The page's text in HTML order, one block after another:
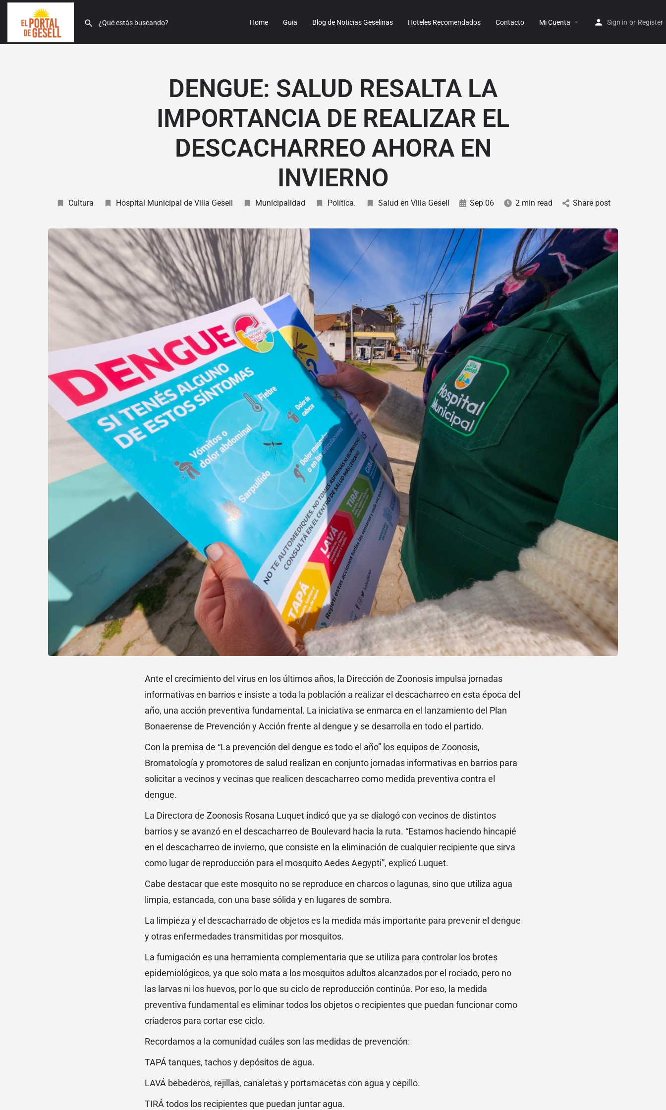
Home Guia Blog de Noticias Geselinas Hoteles Recomendados Contacto Mi Cuenta Sign in or Register
DENGUE: SALUD RESALTA LA
IMPORTANCIA DE REALIZAR EL
DESCACHARREO AHORA EN
INVIERNO
Cultura Hospital Municipal de Villa Gesell Municipalidad Política. Salud en Villa Gesell Sep 06 2 min read Share post
Ante el crecimiento del virus en los últimos años, la Dirección de Zoonosis impulsa jornadas
informativas en barrios e insiste a toda la población a realizar el descacharreo en esta época del
año, una acción preventiva fundamental. La iniciativa se enmarca en el lanzamiento del Plan
Bonaerense de Prevención y Acción frente al dengue y se desarrolla en todo el partido.
Con la premisa de “La prevención del dengue es todo el año” los equipos de Zoonosis,
Bromatología y promotores de salud realizan en conjunto jornadas informativas en barrios para
solicitar a vecinos y vecinas que realicen descacharreo como medida preventiva contra el
dengue.
La Directora de Zoonosis Rosana Luquet indicó que ya se dialogó con vecinos de distintos
barrios y se avanzó en el descacharreo de Boulevard hacia la ruta. “Estamos haciendo hincapié
en el descacharreo de invierno, que consiste en la eliminación de cualquier recipiente que sirva
como lugar de reproducción para el mosquito Aedes Aegypti”, explicó Luquet.
Cabe destacar que este mosquito no se reproduce en charcos o lagunas, sino que utiliza agua
limpia, estancada, con una base sólida y en lugares de sombra.
La limpieza y el descacharrado de objetos es la medida más importante para prevenir el dengue
y otras enfermedades transmitidas por mosquitos.
La fumigación es una herramienta complementaria que se utiliza para controlar los brotes
epidemiológicos, ya que solo mata a los mosquitos adultos alcanzados por el rociado, pero no
las larvas ni los huevos, por lo que su ciclo de reproducción continúa. Por eso, la medida
preventiva fundamental es eliminar todos los objetos o recipientes que puedan funcionar como
criaderos para cortar ese ciclo.
Recordamos a la comunidad cuáles son las medidas de prevención:
TAPÁ tanques, tachos y depósitos de agua.
LAVÁ bebederos, rejillas, canaletas y portamacetas con agua y cepillo.
TIRÁ todos los recipientes que puedan juntar agua.